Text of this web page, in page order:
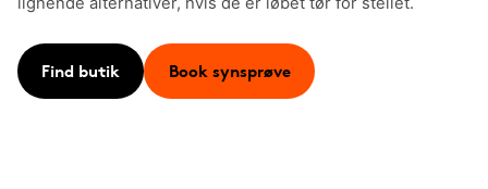
Find butik Book synsprøve